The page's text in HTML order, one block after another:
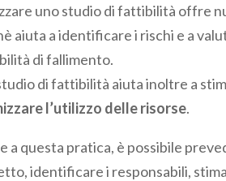
uno studio di fattibilità offre
aiuta a identificare i rischi e a
di fallimento.
di fattibilità aiuta inoltre a
l’utilizzo delle risorse.
a questa pratica, è possibile
identificare i responsabili,